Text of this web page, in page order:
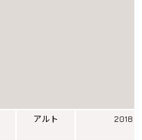
アルト 2018